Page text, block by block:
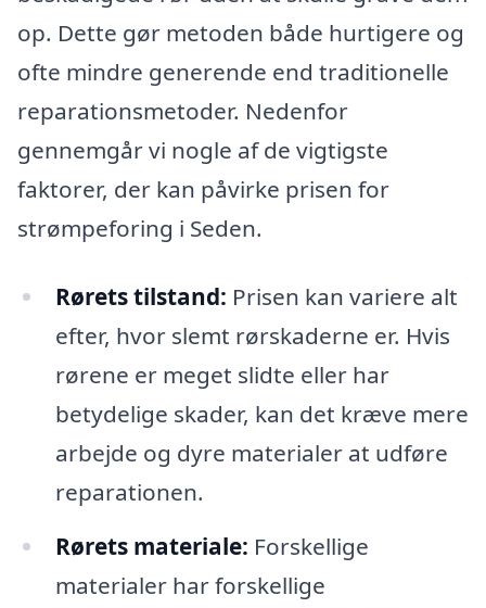
op. Dette gør metoden både hurtigere og
ofte mindre generende end traditionelle
reparationsmetoder. Nedenfor
gennemgår vi nogle af de vigtigste
faktorer, der kan påvirke prisen for
strømpeforing i Seden.
Rørets tilstand: Prisen kan variere alt
efter, hvor slemt rørskaderne er. Hvis
rørene er meget slidte eller har
betydelige skader, kan det kræve mere
arbejde og dyre materialer at udføre
reparationen.
Rørets materiale: Forskellige
materialer har forskellige